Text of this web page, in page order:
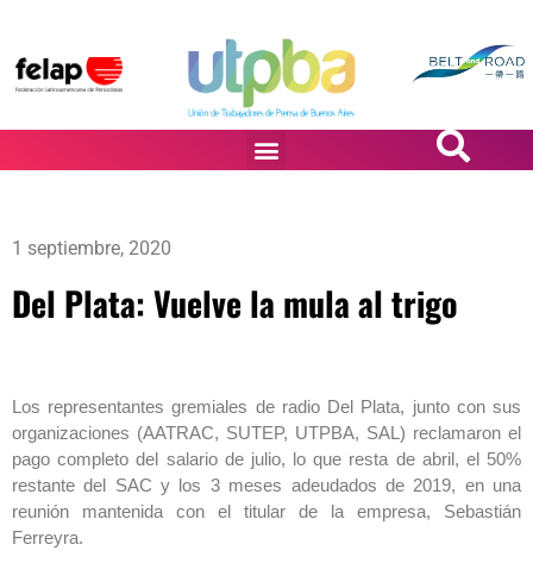
1 septiembre, 2020
Del Plata: Vuelve la mula al trigo
Los representantes gremiales de radio Del Plata, junto con sus
organizaciones (AATRAC, SUTEP, UTPBA, SAL) reclamaron el
pago completo del salario de julio, lo que resta de abril, el 50%
restante del SAC y los 3 meses adeudados de 2019, en una
reunión mantenida con el titular de la empresa, Sebastián
Ferreyra.